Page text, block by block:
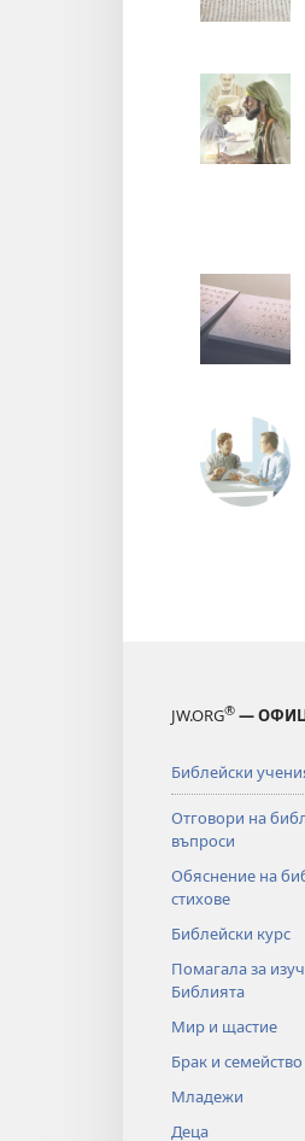
JW.ORG® —
Библейски
Отговори на
въпроси
Обяснение на
стихове
Библейски курс
Помагала за
Библията
Мир и щастие
Брак и семейство
Младежи
Деца